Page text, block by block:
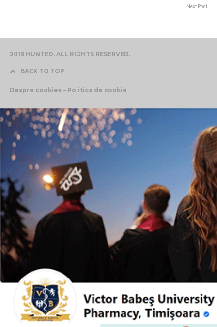
Next Post
2019 HUNTED. ALL RIGHTS RESERVED.
BACK TO TOP
Despre cookies – Politica de cookie